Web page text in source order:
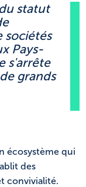
statut
sociétés
Pays-
s'arrête
grands
écosystème qui
des
convivialité.